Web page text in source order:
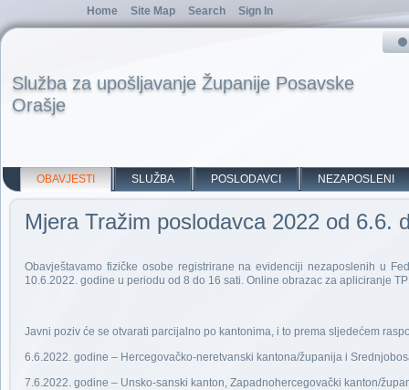
Služba za upošljavanje Županije Posavske
Orašje
OBAVJESTI SLUŽBA POSLODAVCI NEZAPOSLENI
Mjera Tražim poslodavca 2022 od 6.6.
Obavještavamo fizičke osobe registrirane na evidenciji nezaposlenih u
10.6.2022. godine u periodu od 8 do 16 sati. Online obrazac za apliciranje
Javni poziv će se otvarati parcijalno po kantonima, i to prema sljedećem
6.6.2022. godine – Hercegovačko-neretvanski kantona/županija i
7.6.2022. godine – Unsko-sanski kanton, Zapadnohercegovački kanton/
Home Site Map Search Sign In